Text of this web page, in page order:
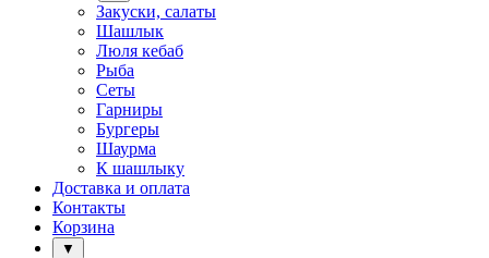
Закуски, салаты
Шашлык
Люля кебаб
Рыба
Сеты
Гарниры
Бургеры
Шаурма
К шашлыку
Доставка и оплата
Контакты
Корзина
▼